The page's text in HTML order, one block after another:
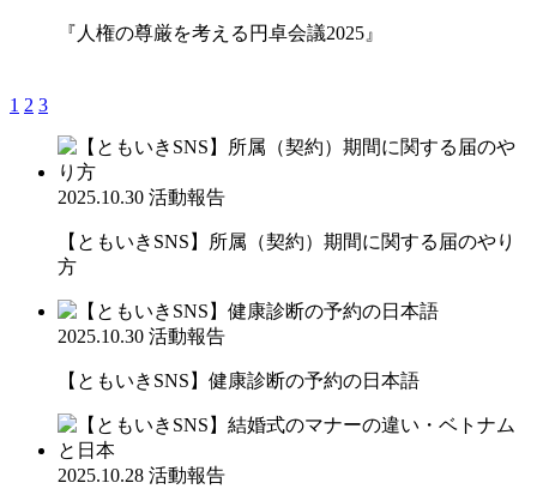
『人権の尊厳を考える円卓会議2025』
1 2 3
2025.10.30 活動報告
【ともいきSNS】所属（契約）期間に関する届のやり
方
2025.10.30 活動報告
【ともいきSNS】健康診断の予約の日本語
2025.10.28 活動報告